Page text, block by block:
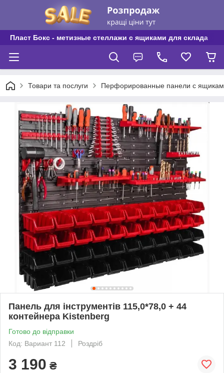
Пласт Бокс - метизные стеллажи с ящиками для склада
Товари та послуги Перфорированные панели с
Панель для інструментів 115,0*78,0 + 44
контейнера Kistenberg
Готово до відправки
Код: Вариант 112
Роздріб
3 190 ₴